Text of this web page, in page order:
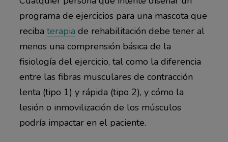
programa de ejercicios para una mascota que
reciba terapia de rehabilitación debe tener al
menos una comprensión básica de la
fisiología del ejercicio, tal como la diferencia
entre las fibras musculares de contracción
lenta (tipo 1) y rápida (tipo 2), y cómo la
lesión o inmovilización de los músculos
podría impactar en el paciente.